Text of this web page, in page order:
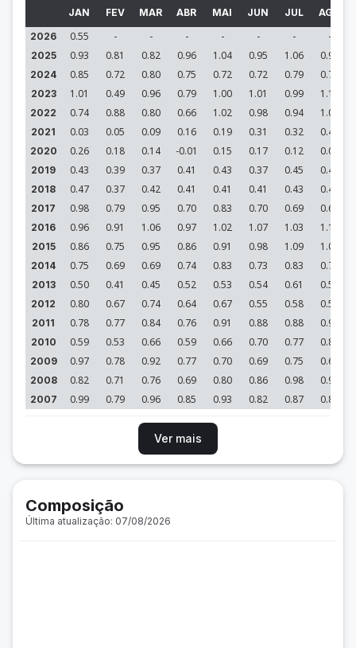
JAN FEV MAR ABR MAI JUN JUL AGO
2026
0.55 - - - - - - -
2025 0.93 0.81 0.82 0.96 1.04 0.95 1.06 0.99
2024 0.85 0.72 0.80 0.75 0.72 0.72 0.79 0.77
2023 1.01 0.49 0.96 0.79 1.00 1.01 0.99 1.12
2022 0.74 0.88 0.80 0.66 1.02 0.98 0.94 1.07
2021 0.03 0.05 0.09 0.16 0.19 0.31 0.32 0.41
2020 0.26 0.18 0.14 -0.01 0.15 0.17 0.12 0.05
2019 0.43 0.39 0.37 0.41 0.43 0.37 0.45 0.40
2018 0.47 0.37 0.42 0.41 0.41 0.41 0.43 0.45
2017 0.98 0.79 0.95 0.70 0.83 0.70 0.69 0.68
2016 0.96 0.91 1.06 0.97 1.02 1.07 1.03 1.11
2015 0.86 0.75 0.95 0.86 0.91 0.98 1.09 1.04
2014 0.75 0.69 0.69 0.74 0.83 0.73 0.83 0.78
2013 0.50 0.41 0.45 0.52 0.53 0.54 0.61 0.58
2012 0.80 0.67 0.74 0.64 0.67 0.55 0.58 0.59
2011 0.78 0.77 0.84 0.76 0.91 0.88 0.88 0.99
2010 0.59 0.53 0.66 0.59 0.66 0.70 0.77 0.80
2009 0.97 0.78 0.92 0.77 0.70 0.69 0.75 0.61
2008 0.82 0.71 0.76 0.69 0.80 0.86 0.98 0.93
2007 0.99 0.79 0.96 0.85 0.93 0.82 0.87 0.88
Ver mais
Composição
Última atualização: 07/08/2026